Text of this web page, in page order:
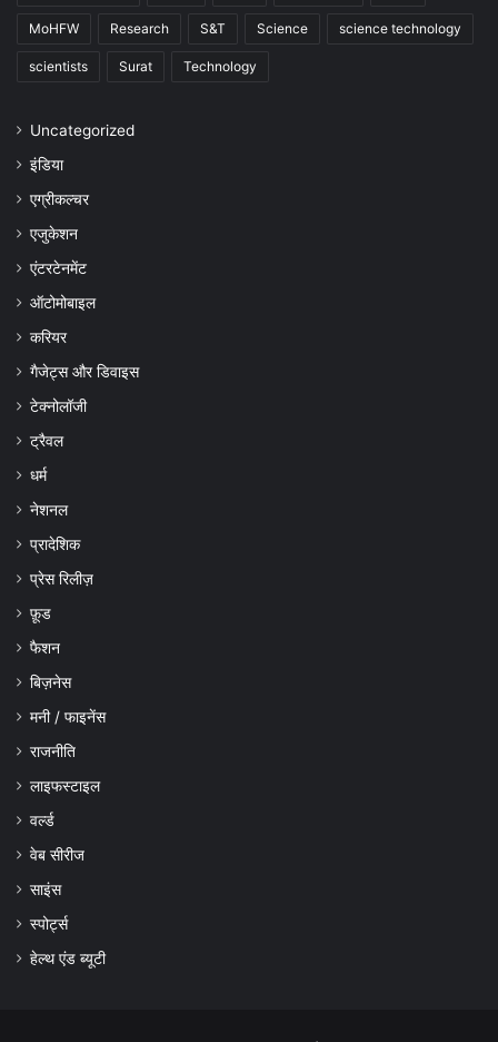
MoHFW Research S&T Science science technology
scientists Surat Technology
Uncategorized
इंडिया
एग्रीकल्चर
एजुकेशन
एंटरटेनमेंट
ऑटोमोबाइल
करियर
गैजेट्स और डिवाइस
टेक्नोलॉजी
ट्रैवल
धर्म
नेशनल
प्रादेशिक
प्रेस रिलीज़
फ़ूड
फैशन
बिज़नेस
मनी / फाइनेंस
राजनीति
लाइफस्टाइल
वर्ल्ड
वेब सीरीज
साइंस
स्पोर्ट्स
हेल्थ एंड ब्यूटी